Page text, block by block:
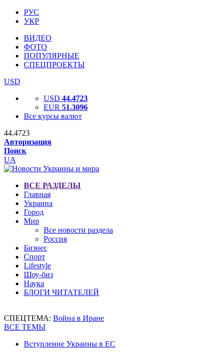
РУС
УКР
ВИДЕО
ФОТО
ПОПУЛЯРНЫЕ
СПЕЦПРОЕКТЫ
USD
USD 44.4723
EUR 51.3096
Все курсы валют
44.4723
Авторизация
Поиск
UA
ВСЕ РАЗДЕЛЫ
Главная
Украина
Город
Мир
Все новости раздела
Россия
Бизнес
Спорт
Lifestyle
Шоу-биз
Наука
БЛОГИ ЧИТАТЕЛЕЙ
СПЕЦТЕМА: Война в Иране
ВСЕ ТЕМЫ
Вступление Украины в ЕС